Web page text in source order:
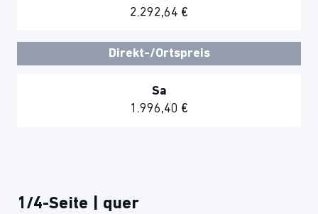
2.292,64 €
Direkt-/Ortspreis
Sa
1.996,40 €
1/4-Seite | quer